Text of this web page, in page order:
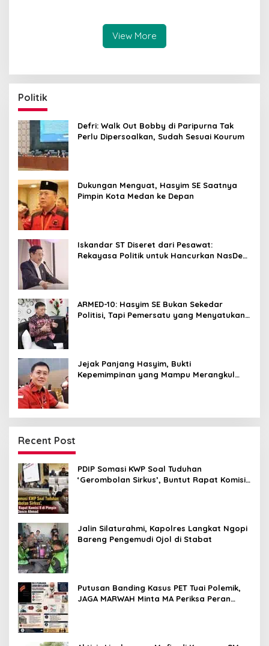
View More
Politik
Defri: Walk Out Bobby di Paripurna Tak
Perlu Dipersoalkan, Sudah Sesuai Kourum
Dukungan Menguat, Hasyim SE Saatnya
Pimpin Kota Medan ke Depan
Iskandar ST Diseret dari Pesawat:
Rekayasa Politik untuk Hancurkan NasDem
ARMED-10: Hasyim SE Bukan Sekedar
Politisi, Tapi Pemersatu yang Menyatukan
Jejak Panjang Hasyim, Bukti
Kepemimpinan yang Mampu Merangkul
Recent Post
PDIP Somasi KWP Soal Tuduhan
‘Gerombolan Sirkus’, Buntut Rapat Komisi
Jalin Silaturahmi, Kapolres Langkat Ngopi
Bareng Pengemudi Ojol di Stabat
Putusan Banding Kasus PET Tuai Polemik,
JAGA MARWAH Minta MA Periksa Peran